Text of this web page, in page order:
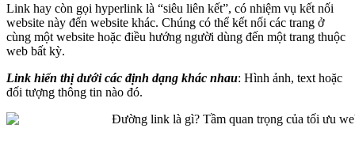
Link hay còn gọi hyperlink là “siêu liên kết”, có nhiệm vụ kết nối
website này đến website khác. Chúng có thể kết nối các trang ở
cùng một website hoặc điều hướng người dùng đến một trang thuộc
web bất kỳ.
Link hiển thị dưới các định dạng khác nhau: Hình ảnh, text hoặc
đối tượng thông tin nào đó.